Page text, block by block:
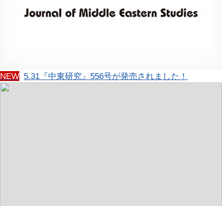
NEW 5.31『中東研究』556号が発売されました！